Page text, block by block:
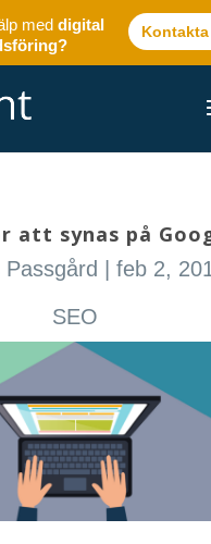
meddigital
att synas på
Passgård |feb 2,
SEO